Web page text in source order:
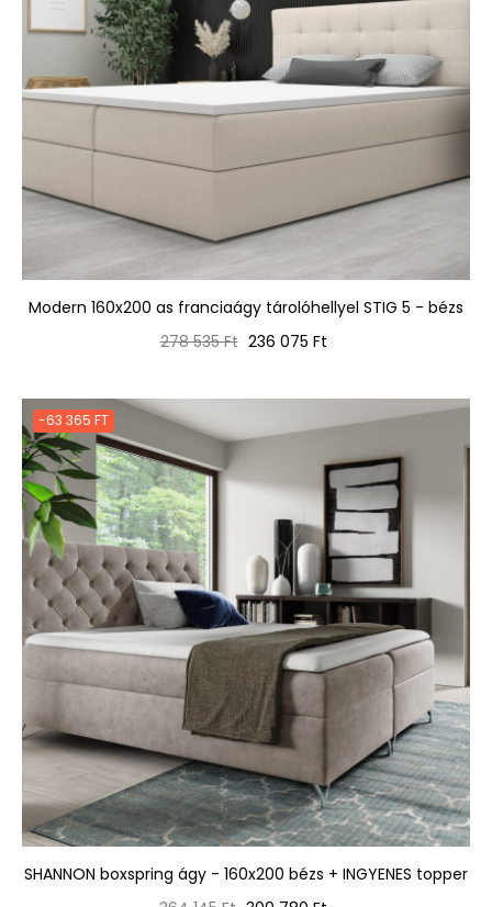
Modern 160x200 as franciaágy tárolóhellyel STIG 5 - bézs
Normál
278 535 Ft Ár
236 075 Ft
-63 365 FT
SHANNON boxspring ágy - 160x200 bézs + INGYENES topper